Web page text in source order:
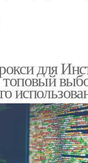
для
топовый